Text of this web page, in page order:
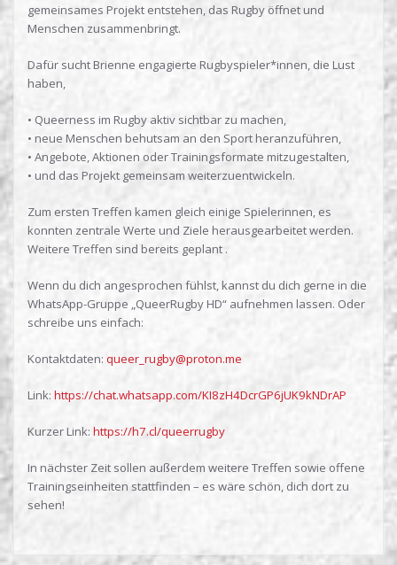
gemeinsames Projekt entstehen, das Rugby öffnet und
Menschen zusammenbringt.
Dafür sucht Brienne engagierte Rugbyspieler*innen, die Lust
haben,
• Queerness im Rugby aktiv sichtbar zu machen,
• neue Menschen behutsam an den Sport heranzuführen,
• Angebote, Aktionen oder Trainingsformate mitzugestalten,
• und das Projekt gemeinsam weiterzuentwickeln.
Zum ersten Treffen kamen gleich einige Spielerinnen, es
konnten zentrale Werte und Ziele herausgearbeitet werden.
Weitere Treffen sind bereits geplant .
Wenn du dich angesprochen fühlst, kannst du dich gerne in die
WhatsApp-Gruppe „QueerRugby HD“ aufnehmen lassen. Oder
schreibe uns einfach:
Kontaktdaten: queer_rugby@proton.me
Link: https://chat.whatsapp.com/KI8zH4DcrGP6jUK9kNDrAP
Kurzer Link: https://h7.cl/queerrugby
In nächster Zeit sollen außerdem weitere Treffen sowie offene
Trainingseinheiten stattfinden – es wäre schön, dich dort zu
sehen!